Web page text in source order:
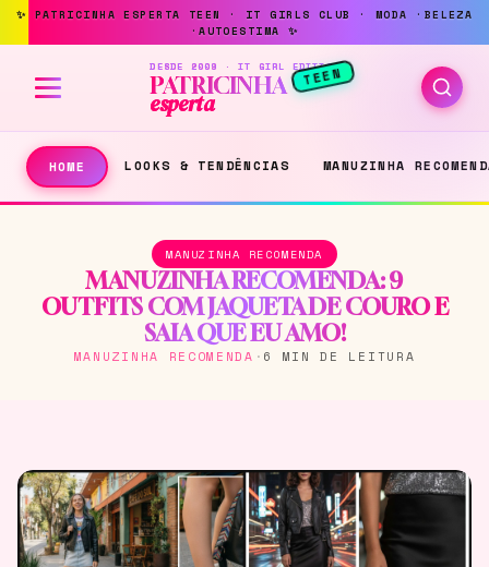
DESDE 2009 · IT GIRL EDITION
PATRICINHA TEEN
esperta
HOME LOOKS & TENDÊNCIAS MANUZINHA
MANUZINHA RECOMENDA
MANUZINHA RECOMENDA: 9
OUTFITS COM JAQUETA DE COURO E
SAIA QUE EU AMO!
MANUZINHA RECOMENDA · 6 MIN DE LEITURA